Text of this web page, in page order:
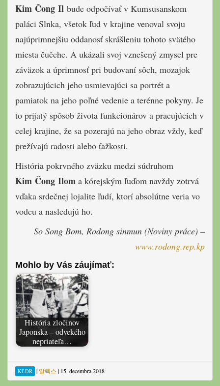
Kim Čong Il bude odpočívať v Kumsusanskom
paláci Slnka, všetok ľud v krajine venoval svoju
najúprimnejšiu oddanosť skrášleniu tohoto svätého
miesta čučche. A ukázali svoj vznešený zmysel pre
záväzok a úprimnosť pri budovaní sôch, mozajok
zobrazujúcich jeho usmievajúci sa portrét a
pamiatok na jeho poľné vedenie a terénne pokyny. Je
to prijatý spôsob života funkcionárov a pracujúcich v
celej krajine, že sa pozerajú na jeho obraz vždy, keď
prežívajú radosti alebo ťažkosti.
História pokrvného zväzku medzi súdruhom
Kim Čong Ilom a kórejským ľuďom navždy zotrvá
vďaka srdečnej lojalite ľudí, ktorí absolútne veria vo
vodcu a nasledujú ho.
So Song Bom, Rodong sinmun (Noviny práce) –
www.rodong.rep.kp
Mohlo by Vás záujímať:
História zločinov
Japonska – odvekého
nepriateľa…
KĽDR | 알렉스 | 15. decembra 2018